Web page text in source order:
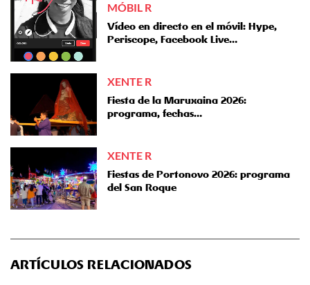
MÓBIL R
Vídeo en directo en el móvil: Hype,
Periscope, Facebook Live…
XENTE R
Fiesta de la Maruxaina 2026:
programa, fechas…
XENTE R
Fiestas de Portonovo 2026: programa
del San Roque
ARTÍCULOS RELACIONADOS